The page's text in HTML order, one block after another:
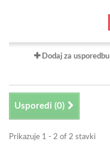
Dodaj za usporedbu
Usporedi (0)
Prikazuje 1 - 2 of 2 stavki